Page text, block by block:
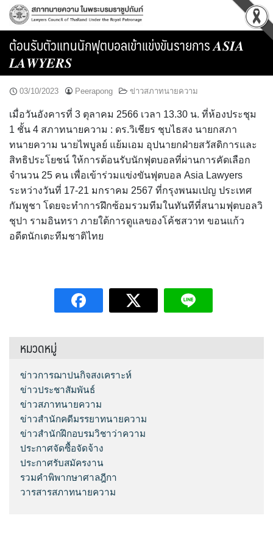
Skip
content
ต้อนรับตัวแทนนักฟุตบอลเข้าแข่งขันรายการ 𝑨𝑺𝑰𝑨
𝑳𝑨𝑾𝒀𝑬𝑹𝑺
03/10/2023 Peerapong ข่าวสภาทนายความ
เมื่อวันอังคารที่ 3 ตุลาคม 2566 เวลา 13.30 น. ที่ห้องประชุม
1 ชั้น 4 สภาทนายความ : ดร.วิเชียร ชุบไธสง นายกสภา
ทนายความ นายไพบูลย์ แย้มเอม อุปนายกฝ่ายสวัสดิการและ
สิทธิประโยชน์ ให้การต้อนรับนักฟุตบอลที่ผ่านการคัดเลือก
จำนวน 25 คน เพื่อเข้าร่วมแข่งขันฟุตบอล Asia Lawyers
ระหว่างวันที่ 17-21 มกราคม 2567 ที่กรุงพนมเปญ ประเทศ
กัมพูชา โดยจะทำการฝึกซ้อมรวมทีมในทันทีที่สนามฟุตบอลวิ
ชุปา รามอินทรา ภายใต้การดูแลของโค้ชสวาท ขอนแก้ว
อดีตนักเตะทีมชาติไทย
หมวดหมู่
ข่าวการฌาปนกิจสงเคราะห์
ข่าวประชาสัมพันธ์
ข่าวสภาทนายความ
ข่าวสำนักคดีมรรยาทนายความ
ข่าวสำนักฝึกอบรมวิชาว่าความ
ประกาศจัดซื้อจัดจ้าง
ประกาศรับสมัครงาน
รวมคำพิพากษาศาลฎีกา
วารสารสภาทนายความ